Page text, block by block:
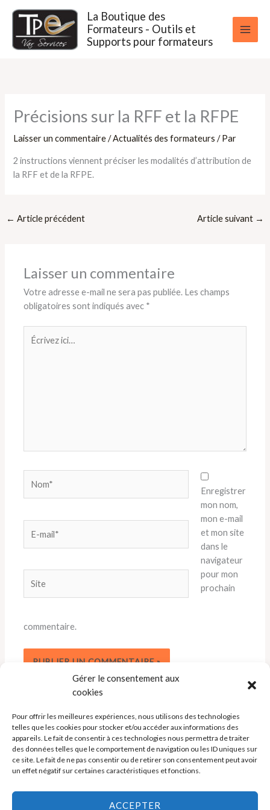
Gérer le consentement aux
cookies
Pour offrir les meilleures expériences, nous utilisons des technologies
telles que les cookies pour stocker et/ou accéder aux informations des
appareils. Le fait de consentir à ces technologies nous permettra de traiter
des données telles que le comportement de navigation ou les ID uniques sur
ce site. Le fait de ne pas consentir ou de retirer son consentement peut avoir
un effet négatif sur certaines caractéristiques et fonctions.
ACCEPTER
contenu
La Boutique des
Formateurs - Outils et
Supports pour formateurs
Précisions sur la RFF et la RFPE
Laisser un commentaire /Actualités des formateurs / Par
2 instructions viennent préciser les modalités d’attribution de
la RFF et de la RFPE.
← Article précédent Article suivant →
Laisser un commentaire
Votre adresse e-mail ne sera pas publiée. Les champs
obligatoires sont indiqués avec *
ici…
mail*
Enregistrer
mon nom,
mon e-mail
et mon site
dans le
navigateur
pour mon
prochain
commentaire.
Politique de cookies (UE)